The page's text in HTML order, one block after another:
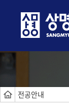
전공안내